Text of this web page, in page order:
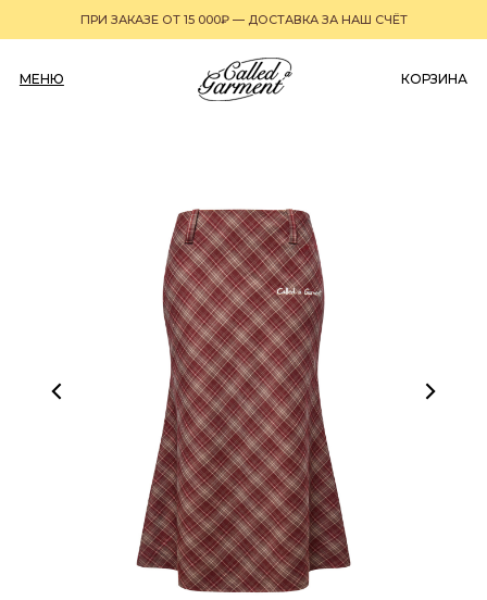
КОРЗИНА
МЕНЮ
ПРИ ЗАКАЗЕ ОТ 15 000₽ — ДОСТАВКА ЗА НАШ СЧЁТ